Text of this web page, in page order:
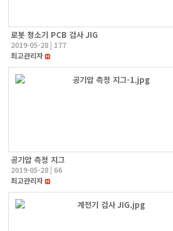
로봇 청소기 PCB 검사 JIG
2019-05-28 | 177
최고관리자
공기압 측정 지그
2019-05-28 | 66
최고관리자